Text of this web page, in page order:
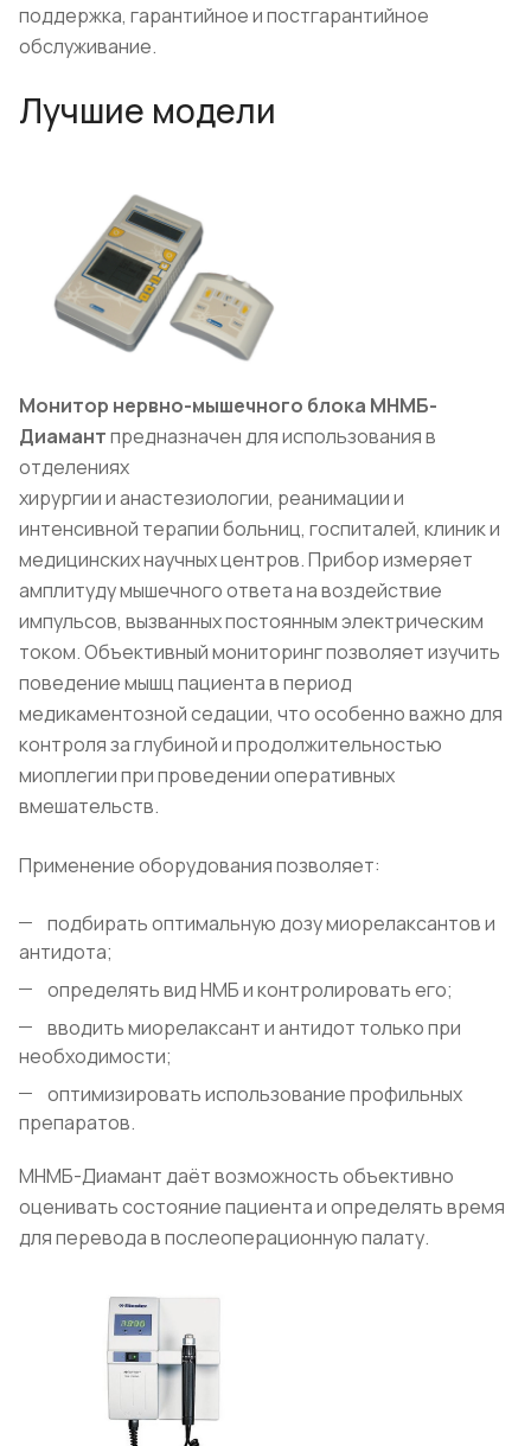
поддержка, гарантийное и постгарантийное
обслуживание.
Лучшие модели
Монитор нервно-мышечного блока МНМБ-
Диамантпредназначен для использования в
отделениях
хирургии и анастезиологии, реанимации и
интенсивной терапии больниц, госпиталей, клиник и
медицинских научных центров. Прибор измеряет
амплитуду мышечного ответа на воздействие
импульсов, вызванных постоянным электрическим
током. Объективный мониторинг позволяет изучить
поведение мышц пациента в период
медикаментозной седации, что особенно важно для
контроля за глубиной и продолжительностью
миоплегии при проведении оперативных
вмешательств.
Применение оборудования позволяет:
подбирать оптимальную дозу миорелаксантов и
антидота;
определять вид НМБ и контролировать его;
вводить миорелаксант и антидот только при
необходимости;
оптимизировать использование профильных
препаратов.
МНМБ-Диамант даёт возможность объективно
оценивать состояние пациента и определять время
для перевода в послеоперационную палату.